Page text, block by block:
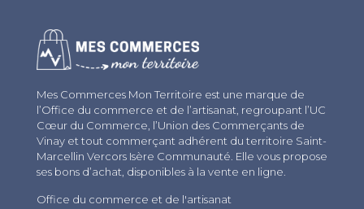
Mes Commerces Mon Territoire est une marque de
l’Office du commerce et de l’artisanat, regroupant l’UC
Cœur du Commerce, l’Union des Commerçants de
Vinay et tout commerçant adhérent du territoire Saint-
Marcellin Vercors Isère Communauté. Elle vous propose
ses bons d’achat, disponibles à la vente en ligne.
Office du commerce et de l'artisanat